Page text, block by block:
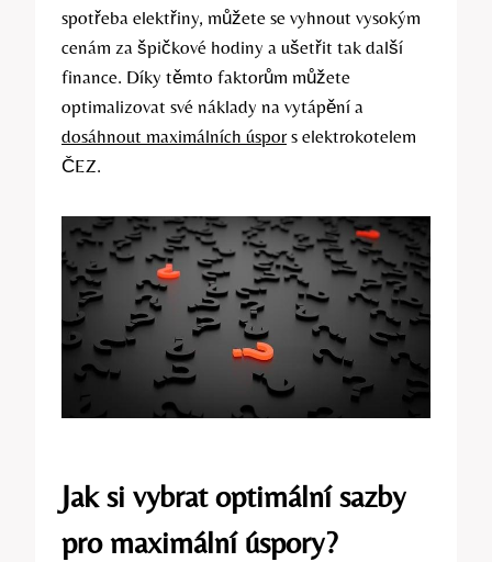
spotřeba elektřiny, můžete​ se vyhnout vysokým
cenám za špičkové hodiny a ušetřit tak další
finance. Díky těmto ​faktorům můžete
optimalizovat své náklady​ na vytápění a
dosáhnout maximálních úspors elektrokotelem
ČEZ.
Jak⁤ si vybrat⁤ optimální sazby
pro maximální úspory?